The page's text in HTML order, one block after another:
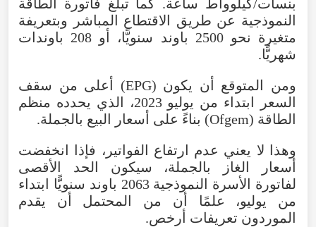
بنسات/كيلوواط ساعة. كما تبلغ فاتورة الطاقة
النموذجية عن طريق الاقتطاع المباشر وبتعريفة
متغيرة نحو 2500 باوند سنويًّا، أو 208 باوندات
شهريًّا.
ومن المتوقع أن يكون (EPG) أعلى من سقف
السعر ابتداء من يوليو 2023، الذي يحدده منظم
الطاقة (Ofgem) بناءً على أسعار البيع بالجملة.
وهذا لا يعني عدم ارتفاع الفواتير، فإذا انخفضت
أسعار الغاز بالجملة، سيكون الحد الأقصى
لفاتورة الأسرة النموذجية 2063 باوند سنويًّا ابتداء
من يوليو، علمًا أن من المحتمل أن يقدم
الموردون تعريفات أرخص.